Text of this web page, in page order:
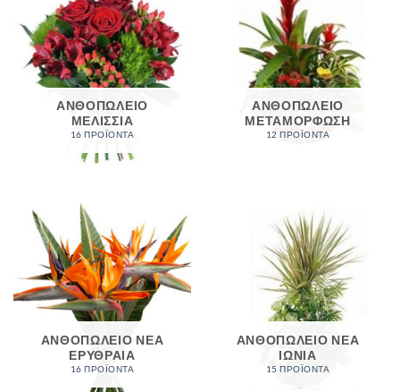
ΑΝΘΟΠΩΛΕΙΟ
ΜΕΛΙΣΣΙΑ
16 ΠΡΟΪΌΝΤΑ
ΑΝΘΟΠΩΛΕΙΟ
ΜΕΤΑΜΟΡΦΩΣΗ
12 ΠΡΟΪΌΝΤΑ
ΑΝΘΟΠΩΛΕΙΟ ΝΈΑ
ΕΡΥΘΡΑΙΑ
16 ΠΡΟΪΌΝΤΑ
ΑΝΘΟΠΩΛΕΙΟ ΝΕΑ
ΙΩΝΙΑ
15 ΠΡΟΪΌΝΤΑ